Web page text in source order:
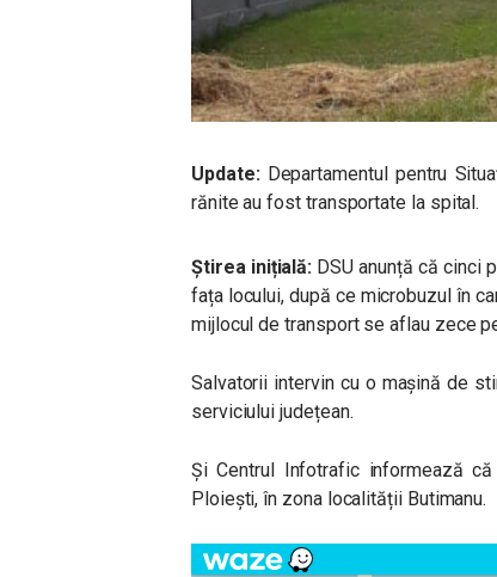
Update:Departamentul pentru
rănite au fost transportate la spital.
Știrea inițială: DSU anunță că cinci
fața locului, după ce microbuzul în
mijlocul de transport se aflau zece
Salvatorii intervin cu o mașină de
serviciului județean.
Și Centrul Infotrafic informează
Ploiești, în zona localității Butimanu.